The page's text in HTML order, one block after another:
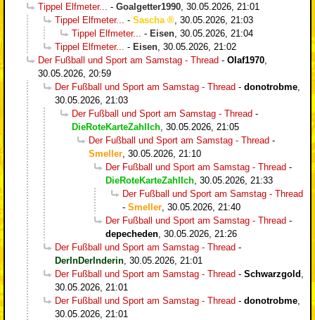
Tippel Elfmeter...
- Goalgetter1990 30.05.2026, 21:01
Tippel Elfmeter...
- Sascha
30.05.2026, 21:03
Tippel Elfmeter...
- Eisen 30.05.2026, 21:04
Tippel Elfmeter...
- Eisen 30.05.2026, 21:02
Der Fußball und Sport am Samstag - Thread - Olaf1970
30.05.2026, 20:59
Der Fußball und Sport am Samstag - Thread - donotrobme
30.05.2026, 21:03
Der Fußball und Sport am Samstag - Thread -
DieRoteKarteZahlIch 30.05.2026, 21:05
Der Fußball und Sport am Samstag - Thread -
Smeller 30.05.2026, 21:10
Der Fußball und Sport am Samstag - Thread -
DieRoteKarteZahlIch 30.05.2026, 21:33
Der Fußball und Sport am Samstag - Thread
- Smeller 30.05.2026, 21:40
Der Fußball und Sport am Samstag - Thread -
depecheden 30.05.2026, 21:26
Der Fußball und Sport am Samstag - Thread -
DerInDerInderin 30.05.2026, 21:01
Der Fußball und Sport am Samstag - Thread - Schwarzgold
30.05.2026, 21:01
Der Fußball und Sport am Samstag - Thread - donotrobme
30.05.2026, 21:01